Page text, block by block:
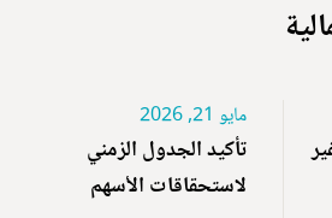
مايو 21, 2026
تأكيد الجدول الزمني
لاستحقاقات الأسهم